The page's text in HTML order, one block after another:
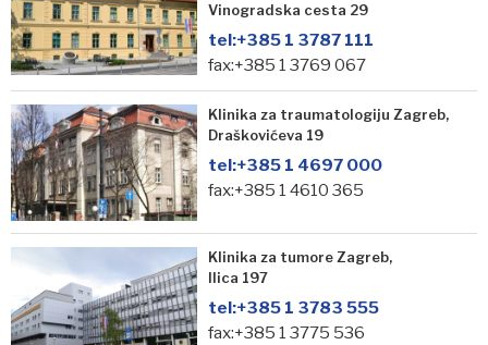
Vinogradska cesta 29
tel:+385 1 3787 111
fax:+385 1 3769 067
Klinika za traumatologiju Zagreb,
Draškovićeva 19
tel:+385 1 4697 000
fax:+385 1 4610 365
Klinika za tumore Zagreb,
Ilica 197
tel:+385 1 3783 555
fax:+385 1 3775 536